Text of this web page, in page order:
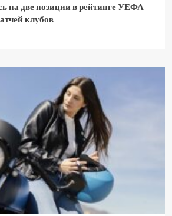
на две позиции в рейтинге УЕФА
клубов